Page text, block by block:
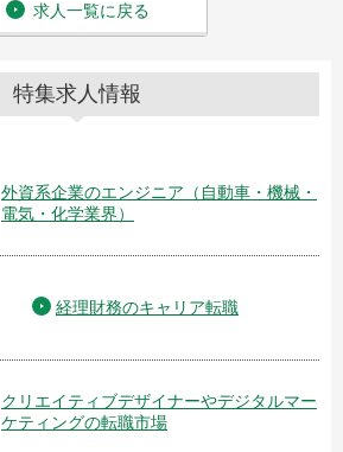
求人一覧に戻る
特集求人情報
外資系企業のエンジニア（自動車・機械・
電気・化学業界）
経理財務のキャリア転職
クリエイティブデザイナーやデジタルマー
ケティングの転職市場